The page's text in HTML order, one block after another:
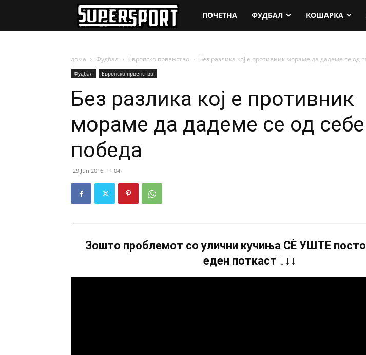
SuperSport.mk
ПОЧЕТНА ФУДБАЛ КОШАРКА
дома Фудбал Европско првенство Без разлика кој е противник мораме да дадеме се од
Фудбал Европско првенство
Без разлика кој е противник
мораме да дадеме се од
победа
29 Jun 2016. 11:04
Зошто проблемот со улични кучиња СÈ УШТЕ
еден поткаст ↓↓↓